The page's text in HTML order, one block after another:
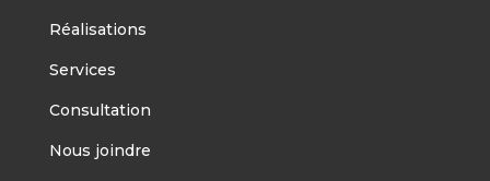
Réalisations
Services
Consultation
Nous joindre